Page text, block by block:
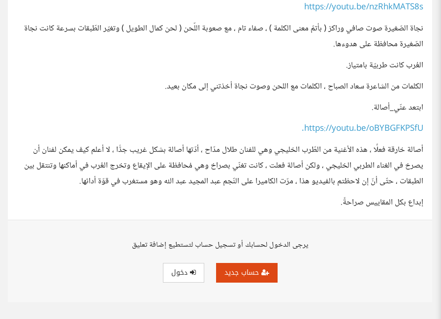
https://youtu.be/nzRhkMATS8s
نجاة الصّغيرة صوت صافي وراكز ( بأتمّ معنى الكلمة ) ، صفاء تام ، مع صعوبة اللّحن ( لحن كمال الطويل ) وتغيّر الطّبقات بسرعة كانت نجاة
الصّغيرة محافظة على هدوءها.
العُرب كانت طربيّة بامتياز.
الكلمات من الشاعرة سعاد الصباح ، الكلمات مع اللحن وصوت نجاة أخذتني إلى مكان بعيد.
ابتعد عنّي_أصالة.
https://youtu.be/oBYBGFKPSfU.
أصالة خارقة فعلًا ، هذه الأغنية من الطّرب الخليجي وهي للفنان طلال مدّاح ، أدّتها أصالة بشكل غريب جدًّا ، لا أعلم كيف يمكن لفنان أن
يصرخ في الغناء الطربي الخليجي ، ولكن أصالة فعلت ، كانت تغنّي بصراخ وهي مُحافظة على الإيقاع وتخرج العُرب في أماكنها وتنتقل بين
الطبقات ، حتّى أنّ إن لاحظتم بالفيديو هذا ، مرّت الكاميرا على النّجم عبد المجيد عبد الله وهو مستغرب في قوّة أدائها.
إبداع بكل المقاييس صراحةً.
يرجى الدخول لحسابك أو تسجيل حساب لتستطيع إضافة تعليق
حساب جديد دخول